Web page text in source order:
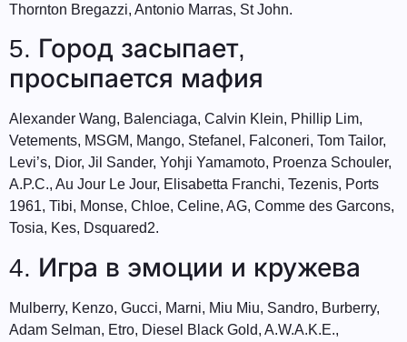
Thornton Bregazzi, Antonio Marras, St John.
5. Город засыпает,
просыпается мафия
Alexander Wang, Balenciaga, Calvin Klein, Phillip Lim,
Vetements, MSGM, Mango, Stefanel, Falconeri, Tom Tailor,
Levi’s, Dior, Jil Sander, Yohji Yamamoto, Proenza Schouler,
A.P.C., Au Jour Le Jour, Elisabetta Franchi, Tezenis, Ports
1961, Tibi, Monse, Chloe, Celine, AG, Comme des Garcons,
Tosia, Kes, Dsquared2.
4. Игра в эмоции и кружева
Mulberry, Kenzo, Gucci, Marni, Miu Miu, Sandro, Burberry,
Adam Selman, Etro, Diesel Black Gold, A.W.A.K.E.,